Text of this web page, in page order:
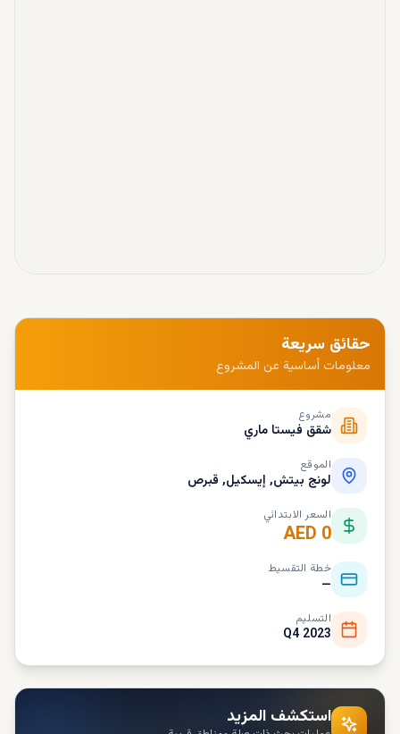
حقائق سريعة
معلومات أساسية عن المشروع
مشروع
شقق فيستا ماري
الموقع
لونج بيتش, إيسكيل, قبرص
السعر الابتدائي
AED 0
خطة التقسيط
—
التسليم
Q4 2023
استكشف المزيد